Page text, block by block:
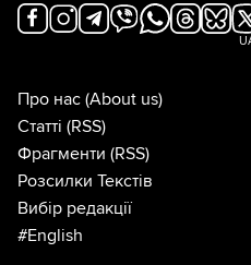
Про нас (About us)
Статті (RSS)
Фрагменти (RSS)
Розсилки Текстів
Вибір редакції
#English